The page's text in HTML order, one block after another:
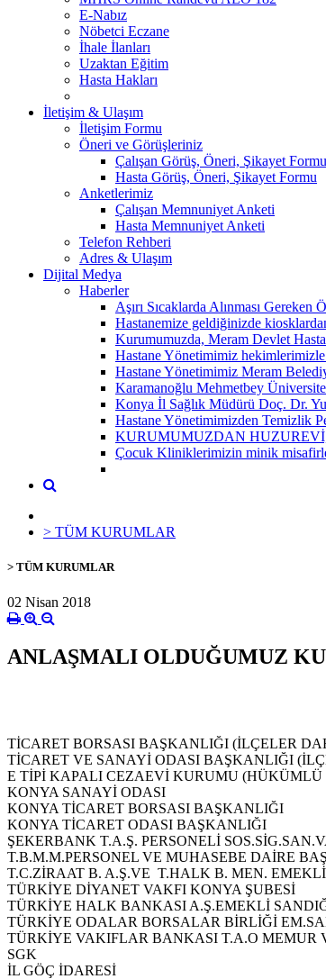
E-Nabız
Nöbetci Eczane
İhale İlanları
Uzaktan Eğitim
Hasta Hakları
İletişim & Ulaşım
İletişim Formu
Öneri ve Görüşleriniz
Çalışan Görüş, Öneri, Şikayet Formu
Hasta Görüş, Öneri, Şikayet Formu
Anketlerimiz
Çalışan Memnuniyet Anketi
Hasta Memnuniyet Anketi
Telefon Rehberi
Adres & Ulaşım
Dijital Medya
Haberler
Aşırı Sıcaklarda Alınması Gereken
Hastanemize geldiğinizde
Kurumumuzda, Meram Devlet
Hastane Yönetimimiz hekimlerimizle
Hastane Yönetimimiz Meram
Karamanoğlu Mehmetbey
Konya İl Sağlık Müdürü Doç. Dr.
Hastane Yönetimimizden Temizlik
KURUMUMUZDAN
Çocuk Kliniklerimizin minik
> TÜM KURUMLAR
> TÜM KURUMLAR
02 Nisan 2018
ANLAŞMALI OLDUĞUMUZ
TİCARET BORSASI BAŞKANLIĞI (İLÇELER
TİCARET VE SANAYİ ODASI BAŞKANLIĞI
E TİPİ KAPALI CEZAEVİ KURUMU (HÜKÜMLÜ
KONYA SANAYİ ODASI
KONYA TİCARET BORSASI BAŞKANLIĞI
KONYA TİCARET ODASI BAŞKANLIĞI
ŞEKERBANK T.A.Ş. PERSONELİ
T.B.M.M.PERSONEL VE MUHASEBE DAİRE
T.C.ZİRAAT B. A.Ş.VE T.HALK B. MEN.
TÜRKİYE DİYANET VAKFI KONYA ŞUBESİ
TÜRKİYE HALK BANKASI A.Ş.EMEKLİ
TÜRKİYE ODALAR BORSALAR BİRLİĞİ
TÜRKİYE VAKIFLAR BANKASI T.A.O MEMUR
SGK
İL GÖÇ İDARESİ